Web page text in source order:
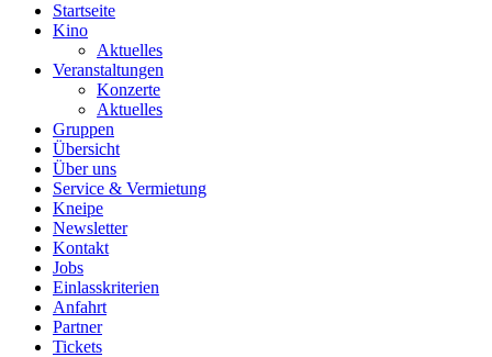
Startseite
Kino
Aktuelles
Veranstaltungen
Konzerte
Aktuelles
Gruppen
Übersicht
Über uns
Service & Vermietung
Kneipe
Newsletter
Kontakt
Jobs
Einlasskriterien
Anfahrt
Partner
Tickets